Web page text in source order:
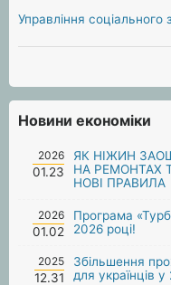
Управління
Новини економіки
2026
01.23
ЯК НІЖИН
НА РЕМОНТАХ
НОВІ ПРАВИЛА
2026
01.02
Програма
2026 році!
2025
12.31
Збільшення
для українців